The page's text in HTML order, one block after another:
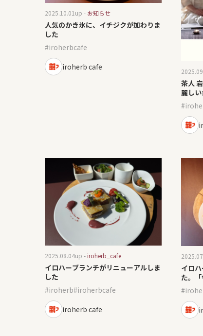
人気のかき氷に、イチジクが加わりま
した
2025.10.01 up - お知らせ
iroherbcafe
iroherb cafe
茶人
麗し
イロハーブランチがリニューアルしま
した
2025.08.04up -iroherb_cafe
iroherb iroherbcafe
iroherb cafe
イロ
た。
間。」